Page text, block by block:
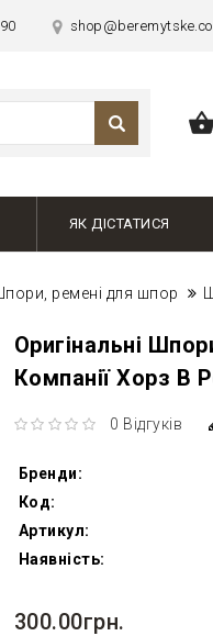
ЯК ДІСТАТИСЯ
Шпори, ремені для шпор
Оригінальні
Компанії Хорз В
0 Відгуків
Бренди:
Код:
Артикул:
Наявність:
300.00грн.